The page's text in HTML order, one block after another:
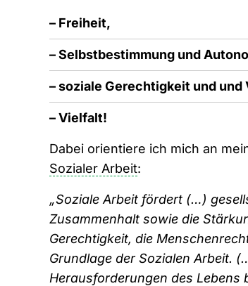
– Freiheit,
– Selbstbestimmung und
– soziale Gerechtigkeit und
– Vielfalt!
Dabei orientiere ich mich an
Sozialer Arbeit:
„Soziale Arbeit fördert (…)
Zusammenhalt sowie die
Gerechtigkeit, die
Grundlage der Sozialen Arbeit.
Herausforderungen des